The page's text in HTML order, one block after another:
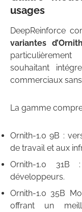
usages
DeepReinforce
variantes
souhaitant
commerciaux
La gamme
Ornith-1.0 9B :
de travail et aux
Ornith-1.0
développeurs.
Ornith-1.0 35B
offrant un